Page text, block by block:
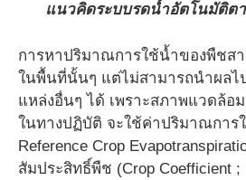
แนวคิดระบบรดน้ำอัตโนมัติต
การหาปริมาณการใช้น้ำของพืชส
ในพื้นที่นั้นๆ แต่ไม่สามารถนำผลไ
แหล่งอื่นๆ ได้ เพราะสภาพแวดล้อ
ในทางปฏิบัติ จะใช้ค่าปริมาณการ
Reference Crop
สัมประสิทธิ์พืช (Crop Coefficient